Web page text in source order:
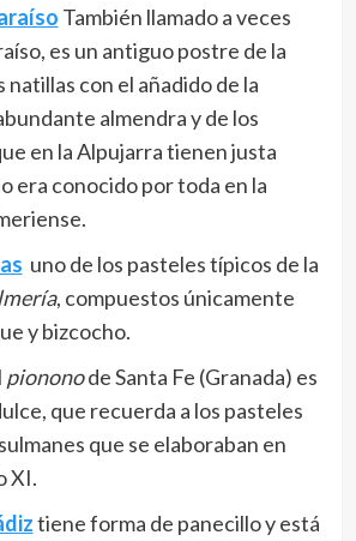
También llamado a veces
es un antiguo postre de la
natillas con el añadido de la
almendra y de los
en la Alpujarra tienen justa
era conocido por toda en la
uno de los pasteles típicos de la
, compuestos únicamente
y bizcocho.
piononode Santa Fe (Granada) es
que recuerda a los pasteles
que se elaboraban en
XI.
tiene forma de panecillo y está